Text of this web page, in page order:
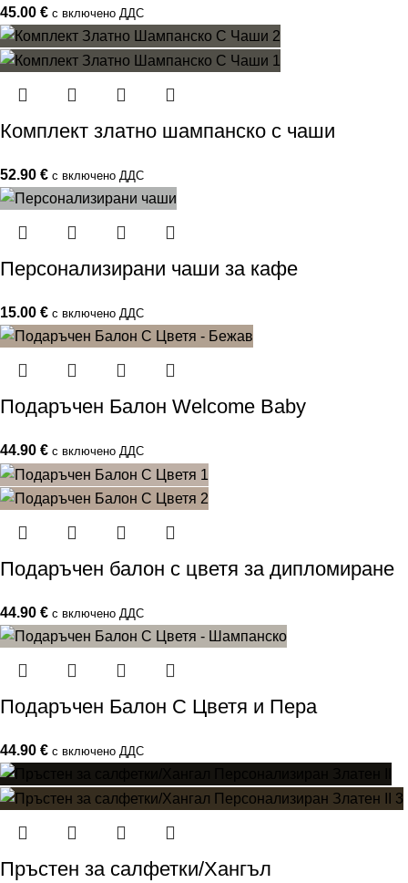
45.00 € с включено ДДС
Комплект златно шампанско с чаши
52.90 € с включено ДДС
Персонализирани чаши за кафе
15.00 € с включено ДДС
Подаръчен Балон Welcome Baby
44.90 € с включено ДДС
Подаръчен балон с цветя за дипломиране
44.90 € с включено ДДС
Подаръчен Балон С Цветя и Пера
44.90 € с включено ДДС
Пръстен за салфетки/Хангъл